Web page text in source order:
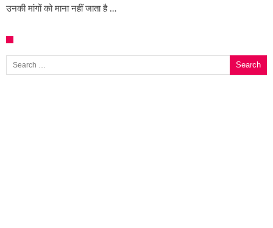
उनकी मांगों को माना नहीं जाता है …
Search for: